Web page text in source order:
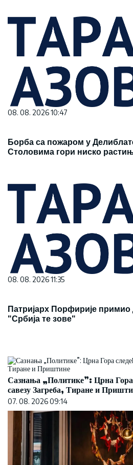
08. 08. 2026 10:47
Борба са пожаром у
Столовима гори ниско
08. 08. 2026 11:35
Патријарх Порфирије примио
"Србија те зове"
Сазнања „Политике”: Црна Гора
савезу Загреба, Тиране и
07. 08. 2026 09:14